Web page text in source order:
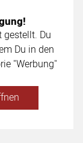
gestellt. Du
Du in den
"Werbung"